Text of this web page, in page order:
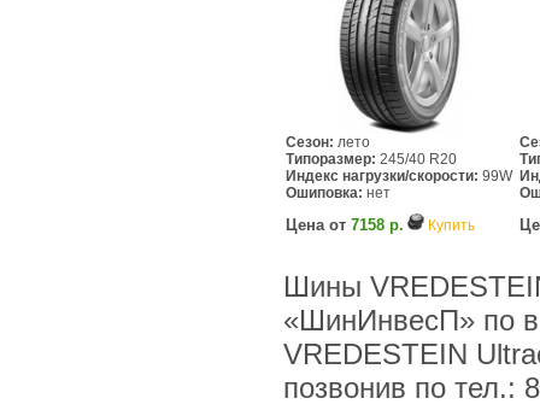
Сезон: лето
Типоразмер: 245/40 R20
Индекс нагрузки/скорости: 99W
Ошиповка: нет
Цена от 7158 р. Купить
Шины
«ШинИнвесП» по
VREDESTEIN
позвонив по тел.: